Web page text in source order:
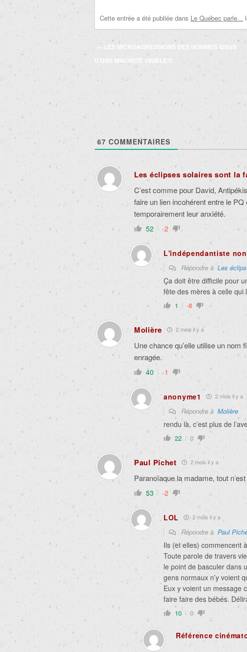
Cette entrée a été publiée dans Le Québec parle...
Navigation
des
← LES MICROAGRESSIONS DES HOMMES ISSUS
D’UNE MINORITÉ VISIBLE!!!
67 COMMENTAIRES
Les éclipses solaires sont la
C’est comme pour David,
faire un lien incohérent entre le
temporairement leur anxiété.
52 -2
L'indépendantiste
Répondre à Les
Ça doit être difficile pour
fête des mères à celle
1 -8
Molière 2 mois il y a
Une chance qu’elle utilise un
enragée.
40 -1
anonyme1 2 mois il y a
Répondre à Molière
rendu là, c’est plus de
22 0
Paul Pichet 2 mois il y a
Paranoïaque la madame, tout
53 -2
LOL 2 mois il y a
Répondre à Paul
Ils (et elles) commencent
Toute parole de travers
le point de basculer dans
gens normaux n’y voient
Eux y voient un message
faire faire des bébés.
10 0
Référence